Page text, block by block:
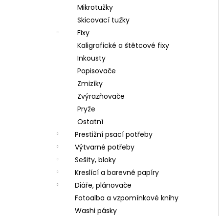
Mikrotužky
Skicovací tužky
Fixy
Kaligrafické a štětcové fixy
Inkousty
Popisovače
Zmizíky
Zvýrazňovače
Pryže
Ostatní
Prestižní psací potřeby
Výtvarné potřeby
Sešity, bloky
Kreslící a barevné papíry
Diáře, plánovače
Fotoalba a vzpomínkové knihy
Washi pásky